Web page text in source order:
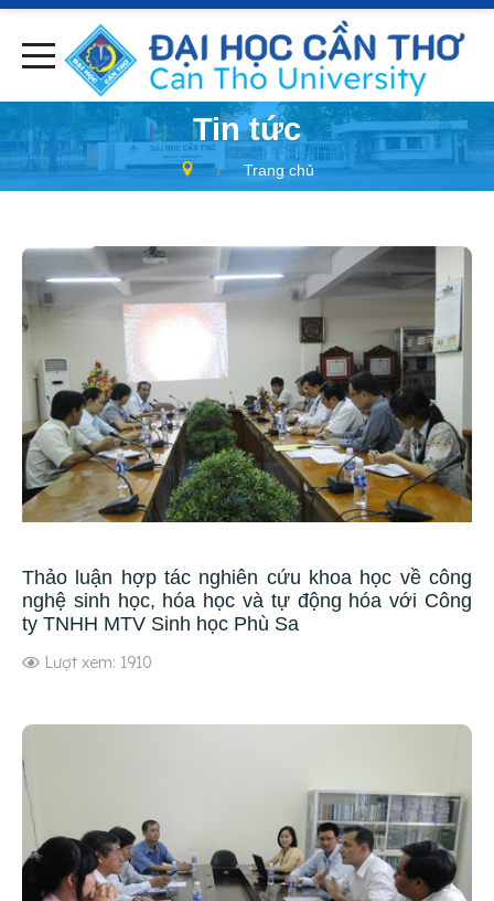
Tin tức
Trang chủ
Thảo luận hợp tác nghiên cứu khoa học về công
nghệ sinh học, hóa học và tự động hóa với Công
ty TNHH MTV Sinh học Phù Sa
Lượt xem: 1910